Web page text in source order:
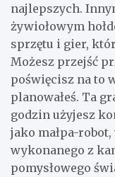
najlepszych.
żywiołowym
sprzętu i gier,
Możesz przejść
poświęcisz na to
planowałeś. Ta
godzin użyjesz
jako małpa-
wykonanego z
pomysłowego